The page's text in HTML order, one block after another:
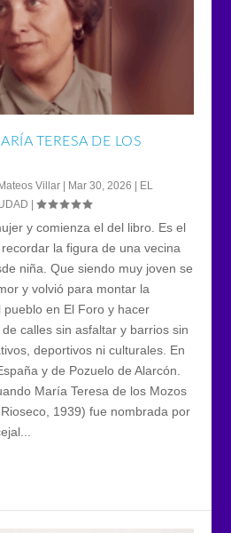
TERESA DE LOS
Villar | Mar 30, 2026 | EL
|
y comienza el del libro. Es el
la figura de una vecina
niña. Que siendo muy joven se
y volvió para montar la
en El Foro y hacer
calles sin asfaltar y barrios sin
deportivos ni culturales. En
y de Pozuelo de Alarcón.
María Teresa de los Mozos
1939) fue nombrada por